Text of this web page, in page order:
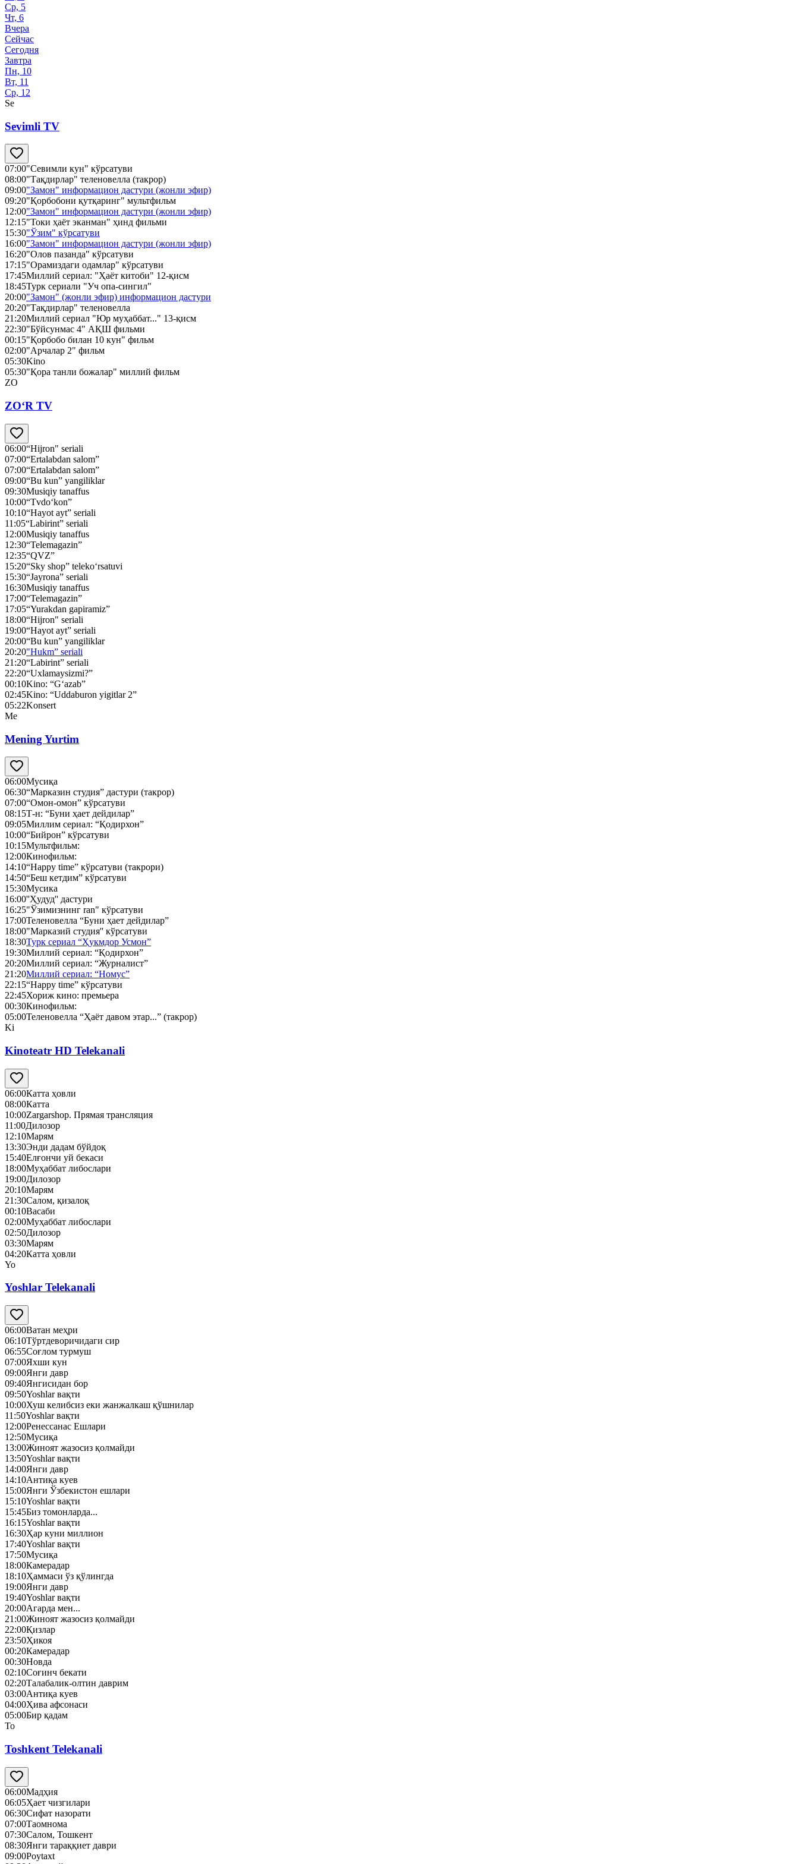
Ср, 5
Чт, 6
Вчера
Сейчас
Сегодня
Завтра
Пн, 10
Вт, 11
Ср, 12
Se
Sevimli TV
07:00"Севимли кун" кўрсатуви
08:00"Тақдирлар" теленовелла (такрор)
09:00"Замон" информацион дастури (жонли эфир)
09:20"Қорбобони қутқаринг" мультфильм
12:00"Замон" информацион дастури (жонли эфир)
12:15"Токи ҳаёт эканман" ҳинд фильми
15:30"Ўзим" кўрсатуви
16:00"Замон" информацион дастури (жонли эфир)
16:20"Олов пазанда" кўрсатуви
17:15"Орамиздаги одамлар" кўрсатуви
17:45Миллий сериал: "Ҳаёт китоби" 12-қисм
18:45Турк сериали "Уч опа-сингил"
20:00"Замон" (жонли эфир) информацион дастури
20:20"Тақдирлар" теленовелла
21:20Миллий сериал "Юр муҳаббат..." 13-қисм
22:30"Бўйсунмас 4" АҚШ фильми
00:15"Қорбобо билан 10 кун" фильм
02:00"Арчалар 2" фильм
05:30Kino
05:30"Қора танли божалар" миллий фильм
ZO
ZO‘R TV
06:00“Hijron" seriali
07:00“Ertalabdan salom”
07:00“Ertalabdan salom”
09:00“Bu kun” yangiliklar
09:30Musiqiy tanaffus
10:00“Tvdo‘kon”
10:10“Hayot ayt” seriali
11:05“Labirint” seriali
12:00Musiqiy tanaffus
12:30“Telemagazin”
12:35“QVZ”
15:20“Sky shop” teleko‘rsatuvi
15:30“Jayrona” seriali
16:30Musiqiy tanaffus
17:00“Telemagazin”
17:05“Yurakdan gapiramiz”
18:00“Hijron" seriali
19:00“Hayot ayt” seriali
20:00“Bu kun” yangiliklar
20:20"Hukm” seriali
21:20“Labirint” seriali
22:20“Uxlamaysizmi?”
00:10Kino: “G‘azab”
02:45Kino: “Uddaburon yigitlar 2”
05:22Konsert
Me
Mening Yurtim
06:00Мусиқа
06:30“Марказин студия” дастури (такрор)
07:00“Омон-омон” кўрсатуви
08:15Т-н: “Буни ҳает дейдилар”
09:05Миллим сериал: “Қодирхон”
10:00“Бийрон” кўрсатуви
10:15Мультфильм:
12:00Кинофильм:
14:10“Happy time” кўрсатуви (такрори)
14:50“Беш кетдим” кўрсатуви
15:30Мусика
16:00''Ҳудуд'' дастури
16:25"Ўзимизнинг ran" кўрсатуви
17:00Теленовелла “Буни ҳает дейдилар”
18:00"Марказий студия'' кўрсатуви
18:30Турк сериал “Ҳукмдор Усмон”
19:30Миллий сериал: “Қодирхон”
20:20Миллий сериал: “Журналист”
21:20Миллий сериал: “Номус”
22:15“Happy time” кўрсатуви
22:45Хориж кино: премьера
00:30Кинофильм:
05:00Теленовелла “Ҳаёт давом этар...” (такрор)
Ki
Kinoteatr HD Telekanali
06:00Катта ҳовли
08:00Катта
10:00Zargarshop. Прямая трансляция
11:00Дилозор
12:10Марям
13:30Энди дадам бўйдоқ
15:40Елғончи уй бекаси
18:00Муҳаббат либослари
19:00Дилозор
20:10Марям
21:30Салом, қизалоқ
00:10Васаби
02:00Муҳаббат либослари
02:50Дилозор
03:30Марям
04:20Катта ҳовли
Yo
Yoshlar Telekanali
06:00Ватан меҳри
06:10Тўртдеворичидаги сир
06:55Соғлом турмуш
07:00Яхши кун
09:00Янги давр
09:40Янгисидан бор
09:50Yoshlar вақти
10:00Хуш келибсиз еки жанжалкаш қўшнилар
11:50Yoshlar вақти
12:00Ренессанас Ешлари
12:50Mусиқа
13:00Жиноят жазосиз қолмайди
13:50Yoshlar вақти
14:00Янги давр
14:10Антиқа куев
15:00Янги Ўзбекистон ешлари
15:10Yoshlar вақти
15:45Биз томонларда...
16:15Yoshlar вақти
16:30Ҳар куни миллион
17:40Yoshlar вақти
17:50Mусиқа
18:00Камерадар
18:10Ҳаммаси ўз қўлингда
19:00Янги давр
19:40Yoshlar вақти
20:00Агарда мен...
21:00Жиноят жазосиз қолмайди
22:00Қизлар
23:50Ҳикоя
00:20Камерадар
00:30Новда
02:10Соғинч бекати
02:20Талабалик-олтин даврим
03:00Антиқа куев
04:00Ҳива афсонаси
05:00Бир қадам
To
Toshkent Telekanali
06:00Мадҳия
06:05Ҳает чизгилари
06:30Сифат назорати
07:00Таомнома
07:30Cалом, Тошкент
08:30Янги тараққиет даври
09:00Poytaxt